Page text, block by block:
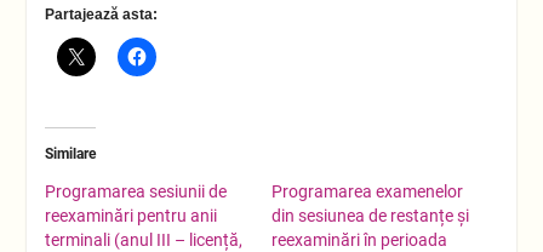
Partajează asta:
Similare
Programarea sesiunii de
reexaminări pentru anii
terminali (anul III – licență,
Programarea examenelor
din sesiunea de restanțe și
reexaminări în perioada